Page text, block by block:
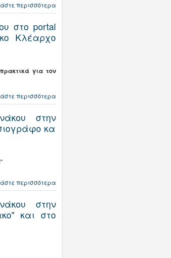
περισσότερα
στο portal
Κλέαρχο
για τον
περισσότερα
στην
κα
περισσότερα
στην
και στο